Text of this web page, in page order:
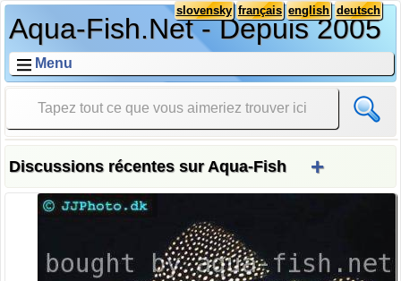
Aqua-Fish.Net - Depuis 2005
deutsch
english
français
slovensky
Menu
Discussions récentes sur Aqua-Fish +